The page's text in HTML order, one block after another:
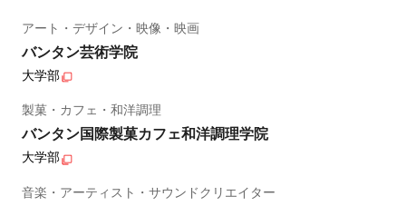
アート・デザイン・映像・映画
バンタン芸術学院
大学部
製菓・カフェ・和洋調理
バンタン国際製菓カフェ和洋調理学院
大学部
音楽・アーティスト・サウンドクリエイター